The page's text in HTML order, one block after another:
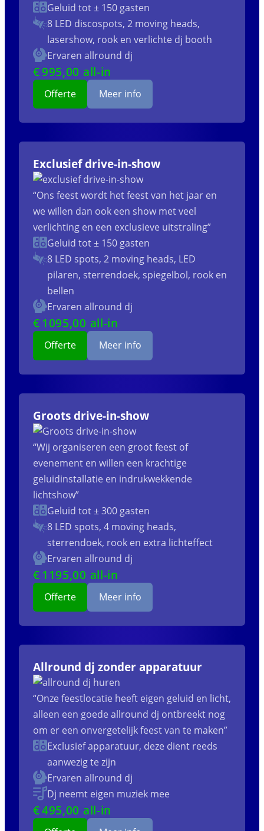
Geluid tot ± 150 gasten
8 LED discospots, 2 moving heads,
lasershow, rook en verlichte dj booth
Ervaren allround dj
€995,00 all-in
Offerte Meer info
Exclusief drive-in-show
“Ons feest wordt het feest van het jaar en
we willen dan ook een show met veel
verlichting en een exclusieve uitstraling”
Geluid tot ± 150 gasten
8 LED spots, 2 moving heads, LED
pilaren, sterrendoek, spiegelbol, rook en
bellen
Ervaren allround dj
€ 1095,00 all-in
Offerte Meer info
Groots drive-in-show
“Wij organiseren een groot feest of
evenement en willen een krachtige
geluidinstallatie en indrukwekkende
lichtshow”
Geluid tot ± 300 gasten
8 LED spots, 4 moving heads,
sterrendoek, rook en extra lichteffect
Ervaren allround dj
€ 1195,00 all-in
Offerte Meer info
Allround dj zonder apparatuur
“Onze feestlocatie heeft eigen geluid en licht,
alleen een goede allround dj ontbreekt nog
om er een onvergetelijk feest van te maken”
Exclusief apparatuur, deze dient reeds
aanwezig te zijn
Ervaren allround dj
Dj neemt eigen muziek mee
€495,00 all-in